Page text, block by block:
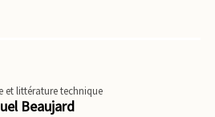
et littérature technique
Beaujard